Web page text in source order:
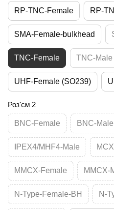
RP-TNC-Female RP-
SMA-Female-bulkhead
TNC-Female TNC-Male
UHF-Female (SO239)
Роз'єм 2
BNC-Female BNC-Male
IPEX4/MHF4-Male
MMCX-Female MMCX-
N-Type-Female-BH N-